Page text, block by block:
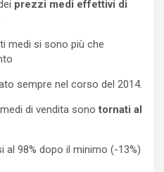
prezzi medi effettivi di
medi si sono più che
sempre nel corso del 2014.
di vendita sonotornati al
al 98% dopo il minimo (-13%)